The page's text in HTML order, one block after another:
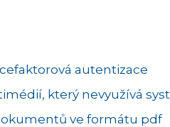
autentizace
který nevyužívá
ve formátu pdf